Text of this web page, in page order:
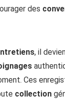
des
, il
Ces
collection